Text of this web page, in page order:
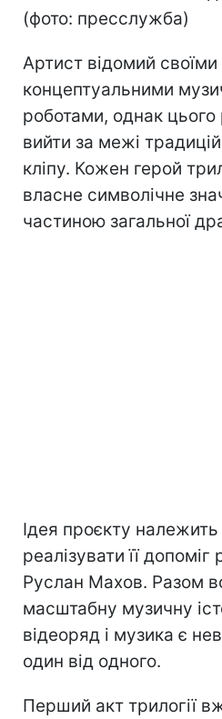
(фото: пресслужба)
Артист відомий своїми
концептуальними
роботами, однак цього
вийти за межі
кліпу. Кожен герой
власне символічне
частиною загальної
Ідея проєкту належить
реалізувати її
Руслан Махов. Разом
масштабну музичну
відеоряд і музика є
один від одного.
Перший акт трилогії